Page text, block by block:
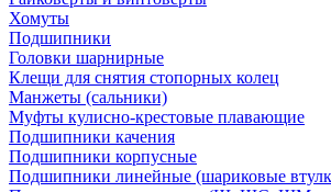
Хомуты
Подшипники
Головки шарнирные
Клещи для снятия стопорных колец
Манжеты (сальники)
Муфты кулисно-крестовые плавающие
Подшипники качения
Подшипники корпусные
Подшипники линейные (шариковые